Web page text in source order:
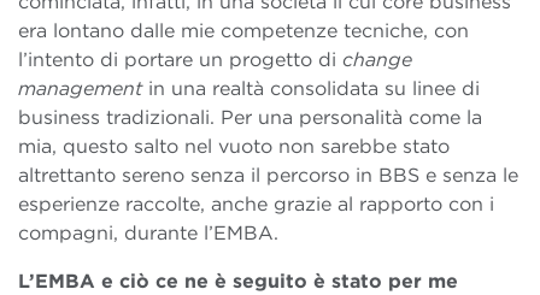
era lontano dalle mie competenze tecniche, con
l’intento di portare un progetto di change
managementin una realtà consolidata su linee di
business tradizionali. Per una personalità come la
mia, questo salto nel vuoto non sarebbe stato
altrettanto sereno senza il percorso in BBS e senza le
esperienze raccolte, anche grazie al rapporto con i
compagni, durante l’EMBA.
L’EMBA e ciò ce ne è seguito è stato per me